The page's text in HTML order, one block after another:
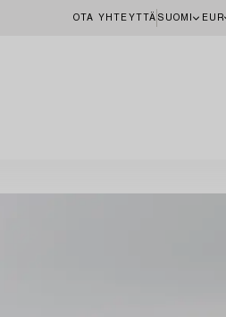
OTA YHTEYTTÄ SUOMI EUR